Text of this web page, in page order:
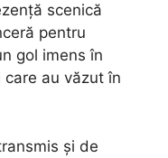
scenică
pentru
gol imens în
au văzut în
și de